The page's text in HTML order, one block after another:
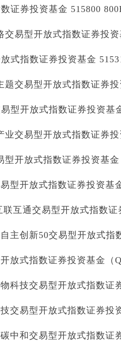
证券投资基金 515800
交易型开放式指数证券投
式指数证券投资基金
题交易型开放式指数证券
型开放式指数证券投资基
业交易型开放式指数证券
开放式指数证券投资基
型开放式指数证券投资基
互通交易型开放式指数
主创新50交易型开放式指
放式指数证券投资基金（
科技交易型开放式指数
交易型开放式指数证券
中和交易型开放式指数证